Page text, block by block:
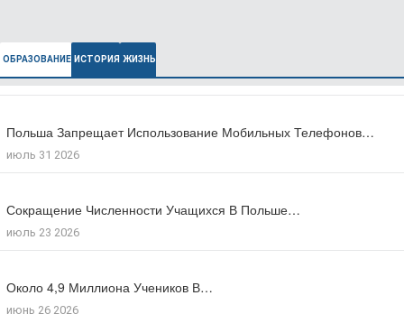
ОБРАЗОВАНИЕ ИСТОРИЯ ЖИЗНЬ
Польша Запрещает Использование Мобильных Телефонов…
июль 31 2026
Сокращение Численности Учащихся В Польше…
июль 23 2026
Около 4,9 Миллиона Учеников В…
июнь 26 2026
В Польше Выросла Ожидаемая Продолжительность…
июль 27 2026
Число Зарегистрированных Преступлений На Почве…
июль 17 2026
Большинство Поляков Поддерживают Сокращение Рабочего…
июль 09 2026